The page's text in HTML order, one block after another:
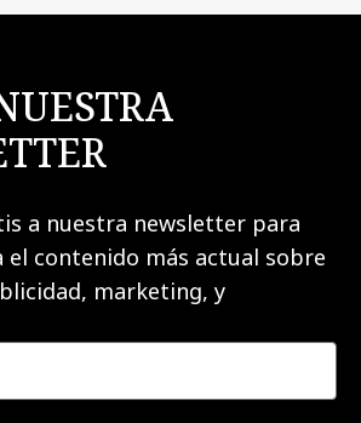
a nuestra newsletter para
el contenido más actual sobre
marketing, y